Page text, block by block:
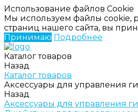
Использование файлов Cookie
Мы используем файлы cookie,
страниц нашего сайта, вы
Принимаю Подробнее
Каталог товаров
Назад
Каталог товаров
Аксессуары для управления
Назад
Аксессуары для управления